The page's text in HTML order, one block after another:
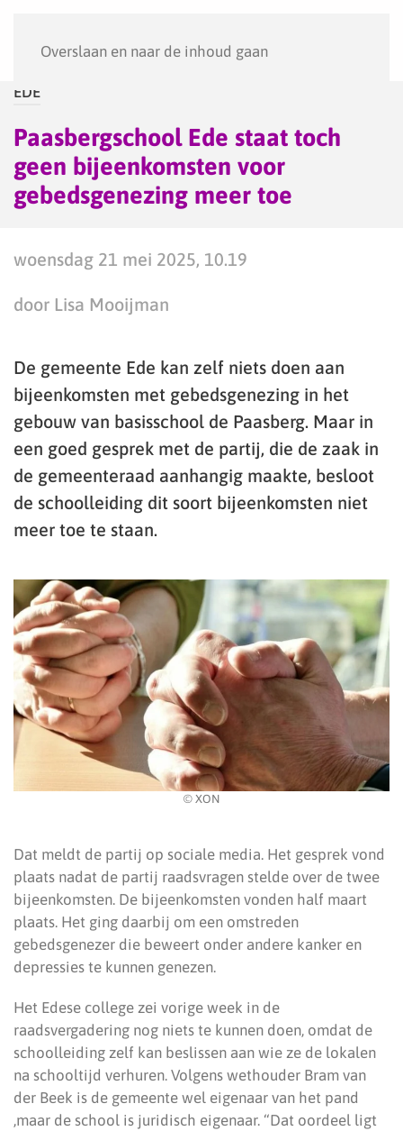
Overslaan en naar de inhoud gaan
EDE
Paasbergschool Ede staat toch
geen bijeenkomsten voor
gebedsgenezing meer toe
woensdag 21 mei 2025, 10.19
door Lisa Mooijman
De gemeente Ede kan zelf niets doen aan
bijeenkomsten met gebedsgenezing in het
gebouw van basisschool de Paasberg. Maar in
een goed gesprek met de partij, die de zaak in
de gemeenteraad aanhangig maakte, besloot
de schoolleiding dit soort bijeenkomsten niet
meer toe te staan.
© XON
Dat meldt de partij op sociale media. Het gesprek vond
plaats nadat de partij raadsvragen stelde over de twee
bijeenkomsten. De bijeenkomsten vonden half maart
plaats. Het ging daarbij om een omstreden
gebedsgenezer die beweert onder andere kanker en
depressies te kunnen genezen.
Het Edese college zei vorige week in de
raadsvergadering nog niets te kunnen doen, omdat de
schoolleiding zelf kan beslissen aan wie ze de lokalen
na schooltijd verhuren. Volgens wethouder Bram van
der Beek is de gemeente wel eigenaar van het pand
,maar de school is juridisch eigenaar. “Dat oordeel ligt